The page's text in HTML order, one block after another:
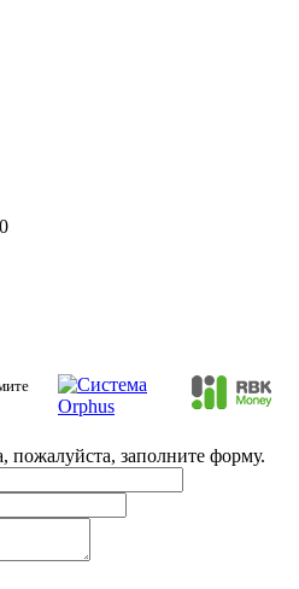
пожалуйста, заполните форму.